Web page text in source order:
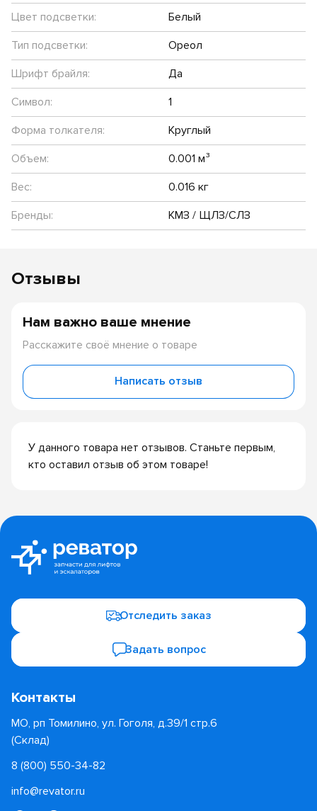
Цвет подсветки:
Белый
Тип подсветки:
Ореол
Шрифт брайля:
Да
Символ:
1
Форма толкателя:
Круглый
Объем:
0.001 м³
Вес:
0.016 кг
Бренды:
КМЗ / ЩЛЗ/СЛЗ
Отзывы
У данного товара нет отзывов. Станьте первым,
кто оставил отзыв об этом товаре!
Нам важно ваше мнение
Расскажите своё мнение о товаре
Написать отзыв
Отследить заказ
Задать вопрос
Контакты
МО, рп Томилино, ул. Гоголя, д.39/1 стр.6
(Склад)
8 (800) 550-34-82
info@revator.ru